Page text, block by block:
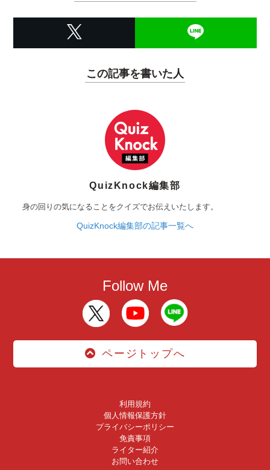
この記事を書いた人
QuizKnock編集部
身の回りの気になることをクイズでお伝えいたします。
QuizKnock編集部の記事一覧へ
Follow Me
ページトップへ
利用規約
個人情報保護方針
プライバシーポリシー
免責事項
ライター紹介
お問い合わせ